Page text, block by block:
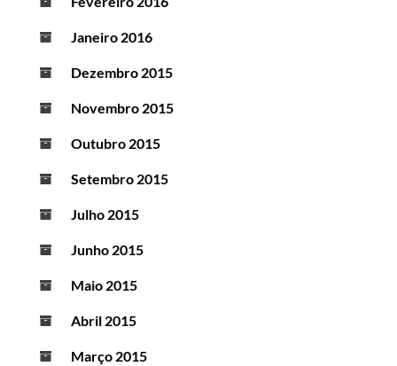
Janeiro 2016
Dezembro 2015
Novembro 2015
Outubro 2015
Setembro 2015
Julho 2015
Junho 2015
Maio 2015
Abril 2015
Março 2015